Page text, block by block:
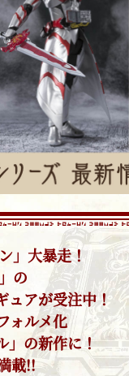
」大暴走！
の
ュアが受注中！
ォルメ化
」の新作に！
載!!